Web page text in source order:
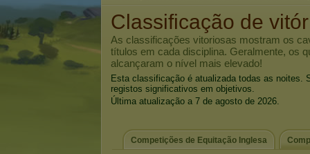
Classificação de
As classificações vitoriosas mostram os
títulos em cada disciplina. Geralmente, os
alcançaram o nível mais elevado!
Esta classificação é atualizada todas as noites.
registos significativos em objetivos.
Última atualização a 7 de agosto de 2026.
Competições de Equitação Inglesa